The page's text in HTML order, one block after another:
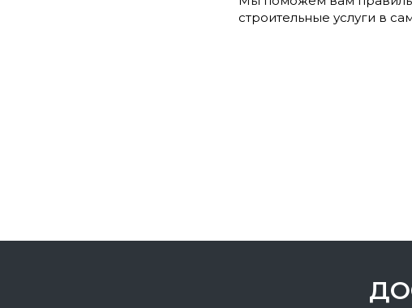
строительные услуги в